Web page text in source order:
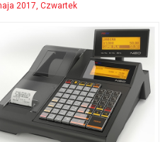
2017, Czwartek